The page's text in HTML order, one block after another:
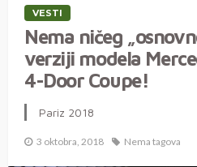
VESTI
Nema ničeg
verziji modela
4-Door Coupe!
Pariz 2018
3 oktobra, 2018 Nema tagova